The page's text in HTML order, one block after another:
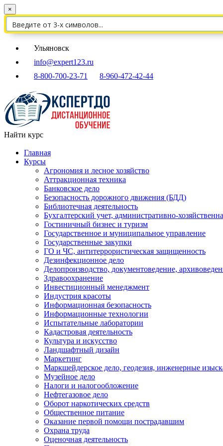
×
Ульяновск
info@expert123.ru
8-800-700-23-71
8-960-472-42-44
Найти курс
Главная
Курсы
Агрономия и лесное хозяйство
Аттракционная техника
Банковское дело
Безопасность дорожного движения (БДД)
Библиотечная деятельность
Бухгалтерский учет, административно-
Гостиничный бизнес и туризм
Государственное и муниципальное управление
Государственные закупки
ГО и ЧС, антитеррористическая защищенность
Дезинфекционное дело
Делопроизводство, документоведение,
Здравоохранение
Инвестиционный менеджмент
Индустрия красоты
Информационная безопасность
Информационные технологии
Испытательные лаборатории
Кадастровая деятельность
Культура и искусство
Ландшафтный дизайн
Маркетинг
Маркшейдерское дело, геодезия, инженерные
Музейное дело
Налоги и налогообложение
Нефтегазовое дело
Оборот наркотических средств
Общественное питание
Оказание первой помощи пострадавшим
Охрана труда
Оценочная деятельность